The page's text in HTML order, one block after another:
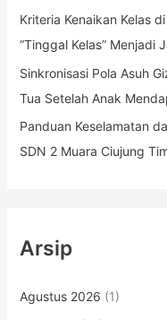
Kriteria Kenaikan Kelas
“Tinggal Kelas” Menjadi
Sinkronisasi Pola Asuh
Tua Setelah Anak
Panduan Keselamatan
SDN 2 Muara Ciujung
Arsip
Agustus 2026 (1)